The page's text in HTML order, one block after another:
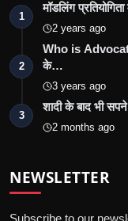
1
मॉडलिंग
2 years ago
2
Who is
के…
3 years ago
3
शादी के बाद भी
2 months ago
NEWSLETTER